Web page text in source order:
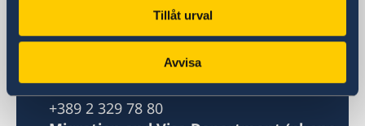
Tillåt urval
Avvisa
North Macedonia
Phone
Reception phone hours Mon-Fri 09.00-
12.00
+389 2 329 78 80